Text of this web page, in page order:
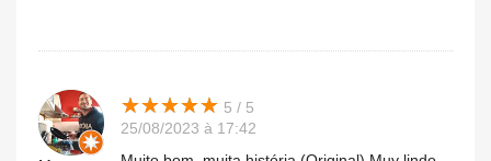
★★★★★
★★★★★ 5 / 5
25/08/2023 à 17:42